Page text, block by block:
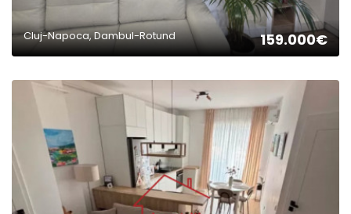
Cluj-Napoca, Dambul-Rotund 159.000€
2